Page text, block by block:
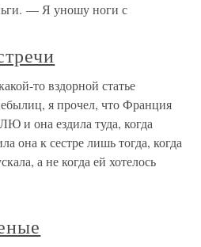
— Я уношу ноги с
то вздорной статье
я прочел, что Франция
и она ездила туда, когда
она к сестре лишь тогда, когда
а не когда ей хотелось